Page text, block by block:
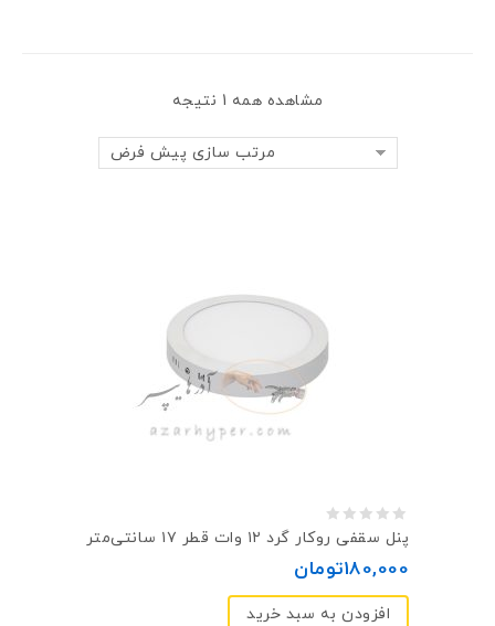
مشاهده همه 1 نتیجه
مرتب سازی پیش فرض
پنل سقفی روکار گرد ۱۲ وات قطر ۱۷ سانتی‌متر
180,000تومان
افزودن به سبد خرید